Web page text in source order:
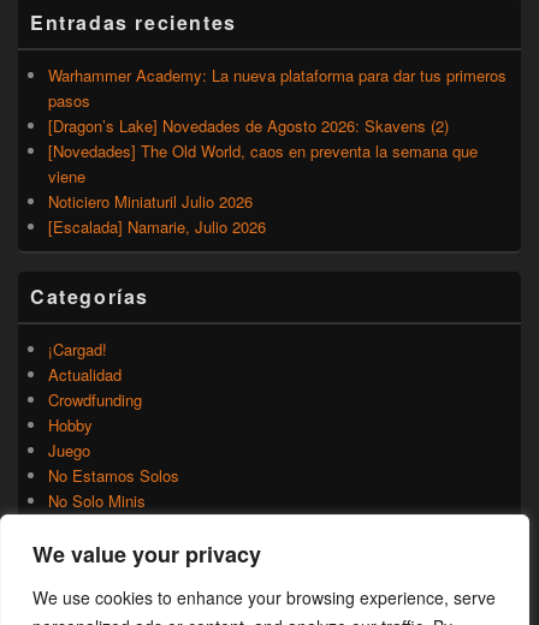
We value your privacy
We use cookies to enhance your browsing experience, serve
Entradas recientes
Warhammer Academy: La nueva plataforma para dar tus primeros
pasos
[Dragon’s Lake] Novedades de Agosto 2026: Skavens (2)
[Novedades] The Old World, caos en preventa la semana que
viene
Noticiero Miniaturil Julio 2026
[Escalada] Namarie, Julio 2026
Categorías
¡Cargad!
Actualidad
Crowdfunding
Hobby
Juego
No Estamos Solos
No Solo Minis
Rumores
Uncategorized